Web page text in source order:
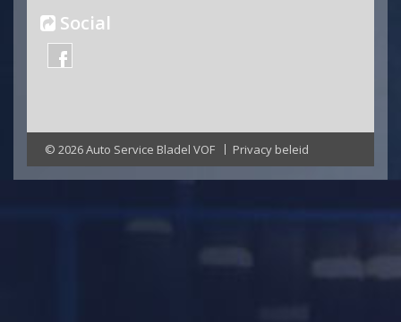
Social
© 2026 Auto Service Bladel VOF Privacy beleid